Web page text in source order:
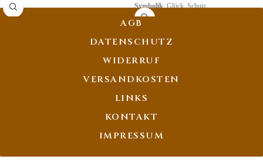
Symbolik: Glück, Schutz
AGB
DATENSCHUTZ
WIDERRUF
VERSANDKOSTEN
LINKS
KONTAKT
IMPRESSUM